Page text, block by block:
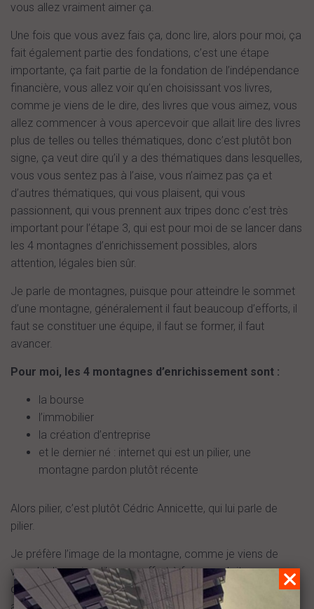
vous allez vraiment aimer ça.
Une fois que vous avez fais ça, donc lire, alors pour moi, ça
fait également partie des fondations, c’est une étape
importante, ça fait partie de la fondation de l’indépendance
financière, vous allez voir qu’en choisissant vos livres,
comme je viens de le dire, des livres que vous aimez, vous
allez commencer à vous apercevoir que allait lire des livres
plus de telles ou telles thématiques, donc c’est plutôt bon
signe, ça veut dire qu’il y a des thématiques dans lesquelles,
vous vous sentez pas à l’aise, vous n’aimez pas ça et
d’autres thématiques, qui vous plaisent, qui vous
passionnent, qui vous prennent aux tripes donc c’est très
important pour l’étape 3, qui est pour moi de se lancer dans
les 4 montagnes d’enrichissement possibles, alors
attention, légales bien sûr.
Je parle de montagnes, puisque pour atteindre le sommet
d’une montagne, généralement il faut beaucoup d’efforts, il
faut se constituer une équipe, il faut se former, il faut
avancer.
Pour moi, les 4 montagnes d’enrichissement sont :
la bourse
l’immobilier
la création d’entreprise
et le dernier né : internet qui est un pilier, une
montagne pardon plutôt récente
Alors pilier, c’est plutôt Cédric Annicette, qui lui parle de
pilier.
Je préfère l’image de la montagne, comme je viens de
vous le dire puisqu’il y a un effort à faire, on doit se
constituer une équipe, on doit avancer pour justement